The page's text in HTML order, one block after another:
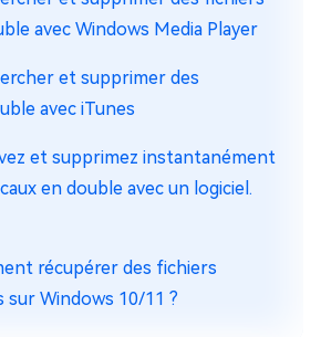
avec Windows Media Player
et supprimer des
avec iTunes
et supprimez instantanément
en double avec un logiciel.
récupérer des fichiers
sur Windows 10/11 ?